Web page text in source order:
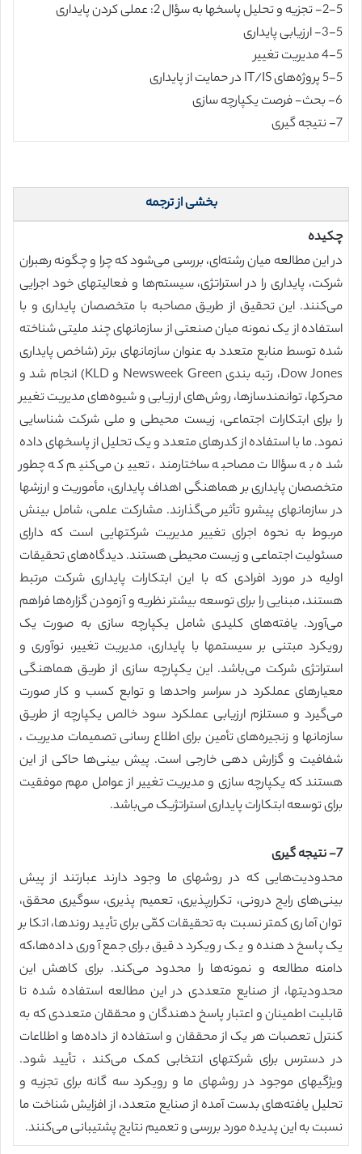
2-5- تجزیه و تحلیل پاسخها به سؤال 2: عملی کردن پایداری
3-5- ارزیابی پایداری
4-5 مدیریت تغییر
5-5 پروژه‌های IT/IS در حمایت از پایداری
6- بحث- فرصت یکپارچه سازی
7- نتیجه گیری
بخشی از ترجمه
چکیده
در این مطالعه میان رشته‌ای، بررسی می‌شود که چرا و چگونه رهبران
شرکت، پایداری را در استراتژی، سیستم‌ها و فعالیتهای خود اجرایی
می‌کنند. این تحقیق از طریق مصاحبه با متخصصان پایداری و با
استفاده از یک نمونه میان صنعتی از سازمانهای چند ملیتی شناخته
شده توسط منابع متعدد به عنوان سازمانهای برتر (شاخص پایداری
Dow Jones، رتبه بندی Newsweek Green و KLD) انجام شد و
محرکها، توانمندسازها، روش‌های ارزیابی و شیوه‌های مدیریت تغییر
را برای ابتکارات اجتماعی، زیست محیطی و ملی شرکت شناسایی
نمود. ما با استفاده از کدرهای متعدد و یک تحلیل از پاسخهای داده
شده به سؤالات مصاحبه ساختارمند، تعیین می‌کنیم که چطور
متخصصان پایداری بر هماهنگی اهداف پایداری، مأموریت و ارزشها
در سازمانهای پیشرو تأثیر می‌گذارند. مشارکت علمی، شامل بینش
مربوط به نحوه اجرای تغییر مدیریت شرکتهایی است که دارای
مسئولیت اجتماعی و زیست محیطی هستند. دیدگاه‌های تحقیقات
اولیه در مورد افرادی که با این ابتکارات پایداری شرکت مرتبط
هستند، مبنایی را برای توسعه بیشتر نظریه و آزمودن گزاره‌ها فراهم
می‌آورد. یافته‌های کلیدی شامل یکپارچه سازی به صورت یک
رویکرد مبتنی بر سیستمها با پایداری، مدیریت تغییر، نوآوری و
استراتژی شرکت می‌باشد. این یکپارچه سازی از طریق هماهنگی
معیارهای عملکرد در سراسر واحدها و توابع کسب و کار صورت
می‌گیرد و مستلزم ارزیابی عملکرد سود خالص یکپارچه از طریق
سازمانها و زنجیره‌های تأمین برای اطلاع رسانی تصمیمات مدیریت ،
شفافیت و گزارش دهی خارجی است. پیش بینی‌ها حاکی از این
هستند که یکپارچه سازی و مدیریت تغییر از عوامل مهم موفقیت
برای توسعه ابتکارات پایداری استراتژیک می‌باشد.
7- نتیجه گیری
محدودیت‌هایی که در روشهای ما وجود دارند عبارتند از پیش
بینی‌های رایج درونی، تکرارپذیری، تعمیم پذیری، سوگیری محقق،
توان آماری کمتر نسبت به تحقیقات کمّی برای تأیید روندها، اتکا بر
یک پاسخ دهنده و یک رویکرد دقیق برای جمع آوری داده‌ها،که
دامنه مطالعه و نمونه‌ها را محدود می‌کند. برای کاهش این
محدودیتها، از صنایع متعددی در این مطالعه استفاده شده تا
قابلیت اطمینان و اعتبار پاسخ دهندگان و محققان متعددی که به
کنترل تعصبات هر یک از محققان و استفاده از داده‌ها و اطلاعات
در دسترس برای شرکتهای انتخابی کمک می‌کند ، تأیید شود.
ویژگیهای موجود در روشهای ما و رویکرد سه گانه برای تجزیه و
تحلیل یافته‌های بدست آمده از صنایع متعدد، از افزایش شناخت ما
نسبت به این پدیده مورد بررسی و تعمیم نتایج پشتیبانی می‌کنند.